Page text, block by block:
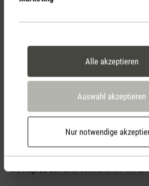
Alle akzeptieren
Auswahl akzeptieren
Nur notwendige
und mediterran geprägt
seinen malerischen Landschaften und
auch eine faszinierende Vielfalt an
mediterranen Küstengebieten bietet
vielfältiges Klima. Die einzigartige
mediterranen, alpinen und pannonischen
erlebt das Land eine bemerkenswerte
verschiedenen Klimazonen. Die
durch Berge, Hochebenen und
ist, trägt zu den unterschiedlichen